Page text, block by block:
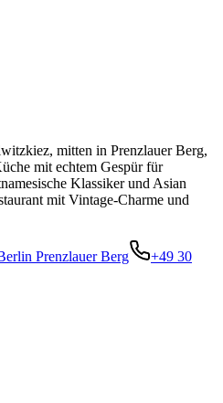
mitten in Prenzlauer Berg,
mit echtem Gespür für
Klassiker und Asian
mit Vintage-Charme und
Prenzlauer Berg
+49 30